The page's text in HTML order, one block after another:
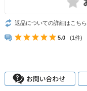
返品についての詳細はこちら
5.0 (1件)